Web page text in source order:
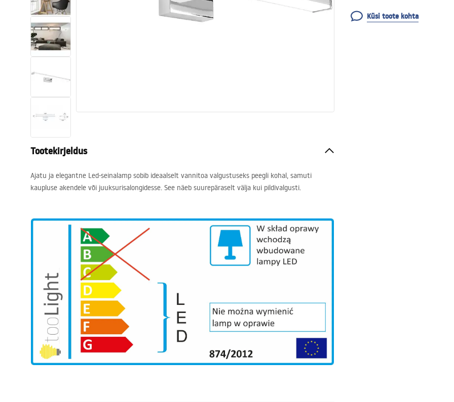
Vannid ja ekraanid
Vannitoa segistid
Vannitoas dušid
Küsi toote kohta
Tootekirjeldus
Ajatu ja elegantne Led-seinalamp sobib ideaalselt vannitoa valgustuseks peegli kohal, samuti
kaupluse akendele või juuksurisalongidesse. See näeb suurepäraselt välja kui pildivalgusti.